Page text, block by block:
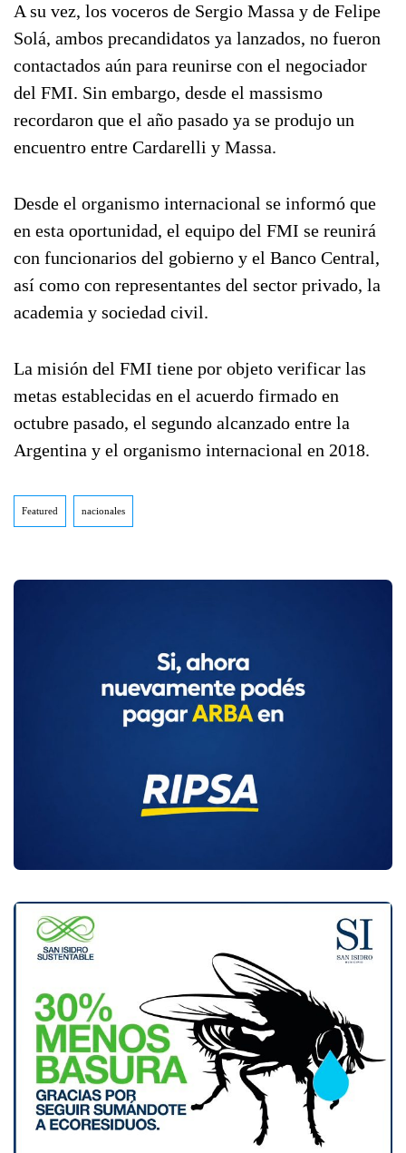
A su vez, los voceros de Sergio Massa y de Felipe
Solá, ambos precandidatos ya lanzados, no fueron
contactados aún para reunirse con el negociador
del FMI. Sin embargo, desde el massismo
recordaron que el año pasado ya se produjo un
encuentro entre Cardarelli y Massa.
Desde el organismo internacional se informó que
en esta oportunidad, el equipo del FMI se reunirá
con funcionarios del gobierno y el Banco Central,
así como con representantes del sector privado, la
academia y sociedad civil.
La misión del FMI tiene por objeto verificar las
metas establecidas en el acuerdo firmado en
octubre pasado, el segundo alcanzado entre la
Argentina y el organismo internacional en 2018.
Featured nacionales